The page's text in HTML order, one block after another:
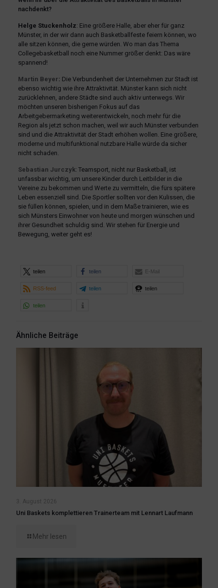
nachdenkt?
Helge Stuckenholz: Eine größere Halle, aber eher für ganz
Münster, in der wir dann auch Basketballfeste feiern können, wo
alle sitzen können, die gerne würden. Wo man das Thema
Collegebasketball noch eine Nummer größer denkt: Das wäre
spannend!
Martin Beyer: Die Verbundenheit der Unternehmen zur Stadt ist
ebenso wichtig wie ihre Attraktivität. Münster kann sich nicht
zurücklehnen, andere Städte sind auch aktiv unterwegs. Wir
möchten unseren bisherigen Fokus auf das
Arbeitgebermarketing weiterentwickeln, noch mehr für die
Region als jetzt schon machen, weil wir auch Münster verbunden
sind und die Attraktivität der Stadt erhöhen wollen. Eine größere,
moderne und multifunktional nutzbare Halle würde da sicher
nicht schaden.
Sebastian Jurczyk: Teamsport, nicht nur Basketball, ist
unfassbar wichtig, um unsere Kinder durch Leitbilder in die
Vereine zu bekommen und Werte zu vermitteln, die fürs spätere
Leben essenziell sind. Die Sportler sollten vor den Kulissen, die
sie füllen können, spielen, und in dem Maße trainieren, wie es
sich Münsters Einwohner von heute und morgen wünschen und
ihrer Gesundheit schuldig sind. Wir stehen für Energie und
Bewegung, weiter geht es!
teilen teilen E-Mail
RSS-feed teilen teilen
teilen
Ähnliche Beiträge
3. August 2026
Uni Baskets komplettieren Trainerteam mit Lennart Laufmann
Mehr lesen